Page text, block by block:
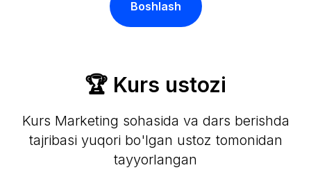
Boshlash
🏆 Kurs ustozi
Kurs Marketing sohasida va dars berishda
tajribasi yuqori bo'lgan ustoz tomonidan
tayyorlangan